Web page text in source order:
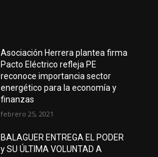
Asociación Herrera plantea firma
Pacto Eléctrico refleja PE
reconoce importancia sector
energético para la economía y
finanzas
febrero 25, 2021
BALAGUER ENTREGA EL PODER
y SU ÚLTIMA VOLUNTAD A